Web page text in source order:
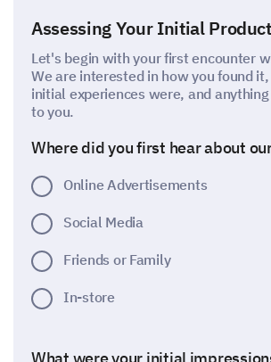
Assessing Your Initial
Let's begin with your first encounter
We are interested in how you found
initial experiences were, and
to you.
Where did you first hear about
Online Advertisements
Social Media
Friends or Family
In-store